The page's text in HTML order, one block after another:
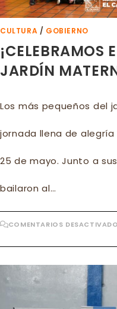
CULTURA / GOBIERNO
¡CELEBRAMOS
JARDÍN
Los más pequeños del
jornada llena de
25 de mayo. Junto a
bailaron al…
COMENTARIOS